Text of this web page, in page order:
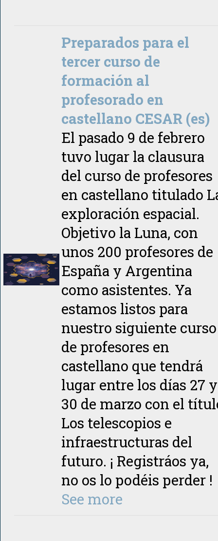
Preparados para el
tercer curso de
formación al
profesorado en
castellano CESAR (es)
El pasado 9 de febrero
tuvo lugar la clausura
del curso de profesores
en castellano titulado
exploración espacial.
Objetivo la Luna, con
unos 200 profesores de
España y Argentina
como asistentes. Ya
estamos listos para
nuestro siguiente curso
de profesores en
castellano que tendrá
lugar entre los días 27 y
30 de marzo con el
Los telescopios e
infraestructuras del
futuro. ¡ Registráos ya,
no os lo podéis perder !
See more